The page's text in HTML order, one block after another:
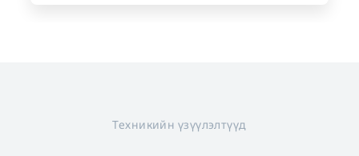
Техникийн үзүүлэлтүүд